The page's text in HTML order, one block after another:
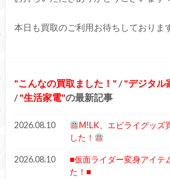
本日も買取のご利用お待ちしておりま
こんなの買取ました！ / デジタル
/ 生活家電 の最新記事
2026.08.10
M!LK、エビライグッズ
した！
2026.08.10
■仮面ライダー変身アイテ
た！■